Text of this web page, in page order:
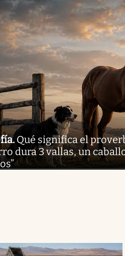
. Qué significa el
dura 3 vallas, un